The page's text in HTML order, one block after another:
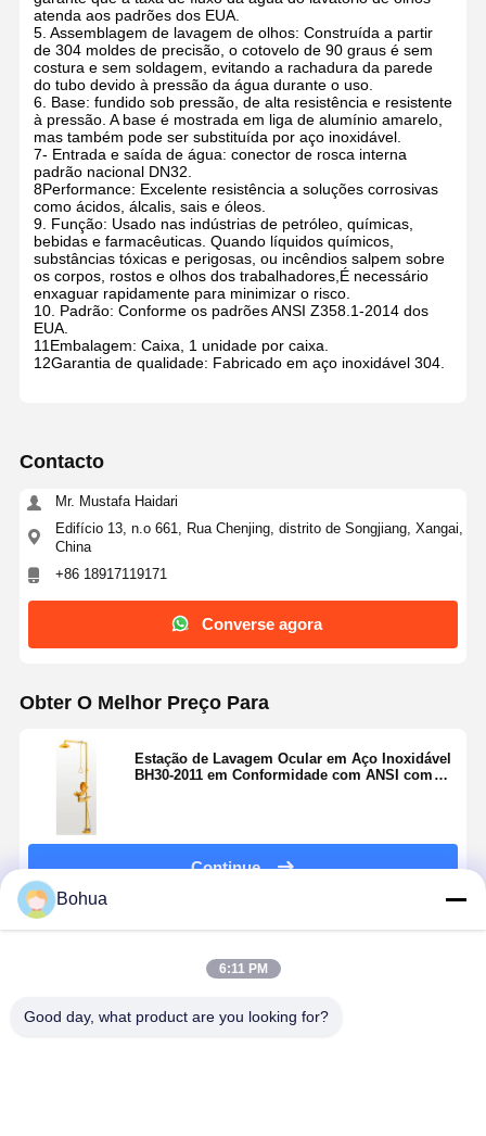
atenda aos padrões dos EUA.
5. Assemblagem de lavagem de olhos: Construída a partir
de 304 moldes de precisão, o cotovelo de 90 graus é sem
costura e sem soldagem, evitando a rachadura da parede
do tubo devido à pressão da água durante o uso.
6. Base: fundido sob pressão, de alta resistência e resistente
à pressão. A base é mostrada em liga de alumínio amarelo,
mas também pode ser substituída por aço inoxidável.
7- Entrada e saída de água: conector de rosca interna
padrão nacional DN32.
8Performance: Excelente resistência a soluções corrosivas
como ácidos, álcalis, sais e óleos.
9. Função: Usado nas indústrias de petróleo, químicas,
bebidas e farmacêuticas. Quando líquidos químicos,
substâncias tóxicas e perigosas, ou incêndios salpem sobre
os corpos, rostos e olhos dos trabalhadores,É necessário
enxaguar rapidamente para minimizar o risco.
10. Padrão: Conforme os padrões ANSI Z358.1-2014 dos
EUA.
11Embalagem: Caixa, 1 unidade por caixa.
12Garantia de qualidade: Fabricado em aço inoxidável 304.
Contacto
Mr. Mustafa Haidari
Edifício 13, n.o 661, Rua Chenjing, distrito de Songjiang, Xangai,
China
+86 18917119171
Converse agora
Obter O Melhor Preço Para
Estação de Lavagem Ocular em Aço Inoxidável
BH30-2011 em Conformidade com ANSI com
Continue
Bohua
6:11 PM
Good day, what product are you looking for?